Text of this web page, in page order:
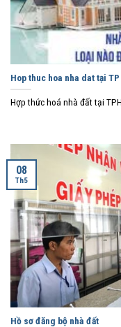
Hop thuc hoa nha dat tại TP
Hợp thức hoá nhà đất tại
Hồ sơ đăng bộ nhà đất
08
Th5